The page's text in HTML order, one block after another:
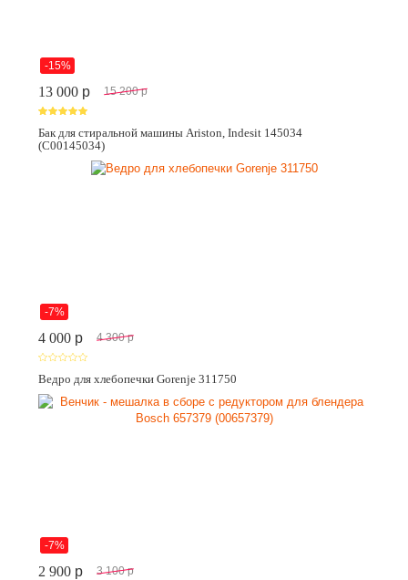
-15%
13 000 p 15 200 p
Бак для стиральной машины Ariston, Indesit 145034
(C00145034)
-7%
4 000 p 4 300 p
Ведро для хлебопечки Gorenje 311750
-7%
2 900 p 3 100 p